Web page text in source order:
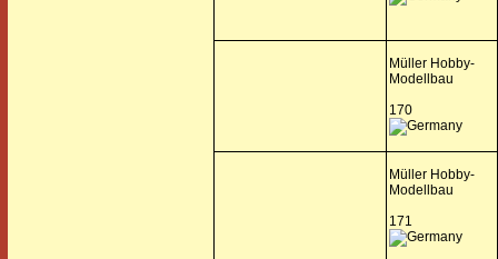
Müller Hobby-
Modellbau
170
Müller Hobby-
Modellbau
171